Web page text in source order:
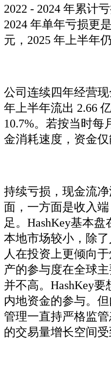
2022 - 2024 年累计
2024 年单年亏损更
元，2025 年上半年
公司连续四年经营
年上半年流出 2.66
10.7%。若按当时每
金消耗速度，资金仅
持续亏损，现金流
面，一方面是收入
足。HashKey基本
本地市场较小，除
人在投资上更倾向
产的参与度在全球
并不高。HashKey
内地资金的参与。
管理一直持严格监
的交易量增长空间受